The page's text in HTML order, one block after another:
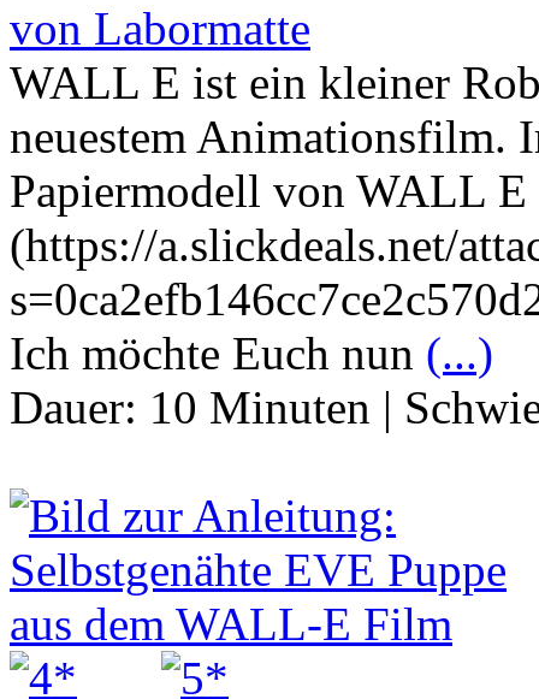
von Labormatte
WALL E ist ein kleiner
neuestem Animationsfilm.
Papiermodell von WALL E
(https://a.slickdeals.net/
Ich möchte Euch nun (...)
Dauer: 10 Minuten |